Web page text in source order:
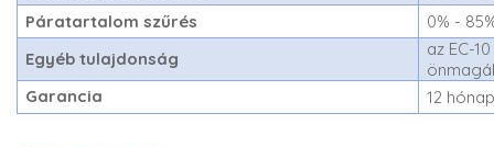
Páratartalom szűrés
0% -
Egyéb tulajdonság
az EC-
Garancia
12